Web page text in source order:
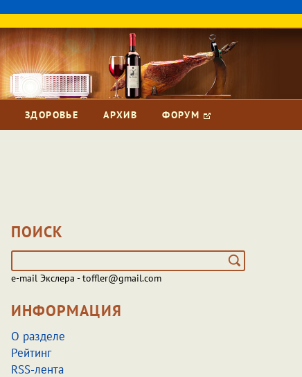
ЗДОРОВЬЕ АРХИВ ФОРУМ
ПОИСК
e-mail Экслера - toffler@gmail.com
ИНФОРМАЦИЯ
О разделе
Рейтинг
RSS-лента